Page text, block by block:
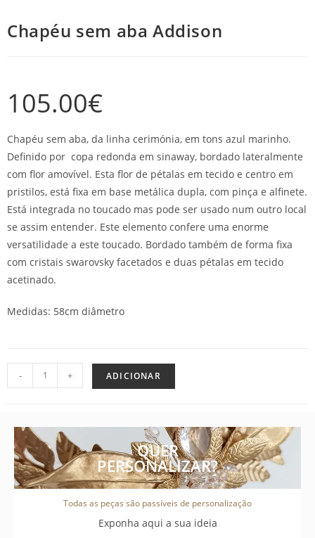
Chapéu sem aba Addison
105.00€
Chapéu sem aba, da linha cerimónia, em tons azul marinho.
Definido por copa redonda em sinaway, bordado lateralmente
com flor amovível. Esta flor de pétalas em tecido e centro em
pristilos, está fixa em base metálica dupla, com pinça e alfinete.
Está integrada no toucado mas pode ser usado num outro local
se assim entender. Este elemento confere uma enorme
versatilidade a este toucado. Bordado também de forma fixa
com cristais swarovsky facetados e duas pétalas em tecido
acetinado.
Medidas: 58cm diâmetro
- + ADICIONAR
QUER
PERSONALIZAR?
Todas as peças são passíveis de personalização
Exponha aqui a sua ideia